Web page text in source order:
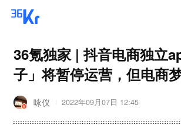
36氪独家 | 抖音电商独立
子」将暂停运营，但电商
咏仪 2022年09月07日 12:45